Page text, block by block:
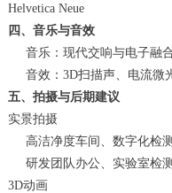
Helvetica Neue
四、音乐与音效
音乐：现代交响与电子融
音效：3D扫描声、电流微
五、拍摄与后期建议
实景拍摄
高洁净度车间、数字化检
研发团队办公、实验室检
3D动画